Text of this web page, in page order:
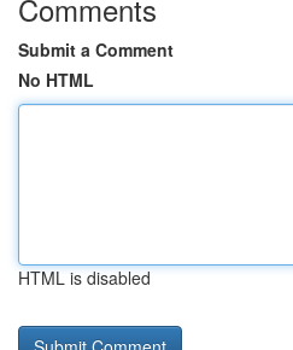
Comments
Submit a Comment
No HTML
HTML is disabled